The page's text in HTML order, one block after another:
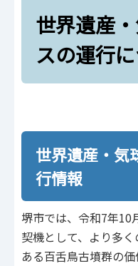
世界遺産
スの運行
世界遺産・気
行情報
堺市では、令和7年10
契機として、より多
ある百舌鳥古墳群の